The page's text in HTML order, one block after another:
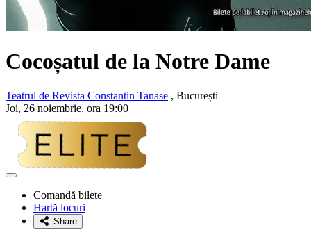
Cocoșatul de la Notre Dame
Teatrul de Revista Constantin Tanase , București
Joi, 26 noiembrie, ora 19:00
Adaugă
favoriteComandă bilete
Hartă locuri
Share